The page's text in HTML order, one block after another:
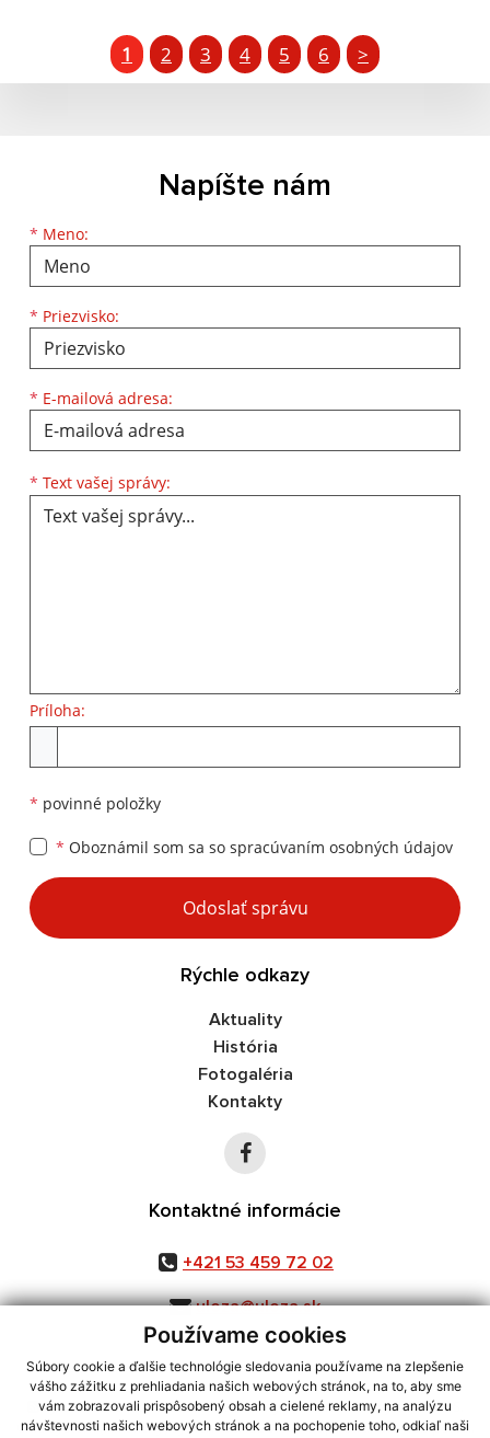
Používame cookies
Súbory cookie a ďalšie technológie sledovania používame na zlepšenie
vášho zážitku z prehliadania našich webových stránok, na to, aby sme
vám zobrazovali prispôsobený obsah a cielené reklamy, na analýzu
návštevnosti našich webových stránok a na pochopenie toho, odkiaľ naši
1 2 3 4 5 6 >
Napíšte nám
* Meno:
Meno
* Priezvisko:
Priezvisko
* E-mailová adresa:
E-mailová adresa
* Text vašej správy:
Príloha:
* povinné položky
* Oboznámil som sa so spracúvaním osobných údajov
Google reCaptcha Response
Odoslať správu
Rýchle odkazy
Aktuality
História
Fotogaléria
Kontakty
Kontaktné informácie
+421 53 459 72 02
uloza@uloza.sk
využite možnosť získavania aktuálnych informácií s využitím RSS
CMS systém (redakčný) systém ECHELON 2,Mapa stránok,web portál